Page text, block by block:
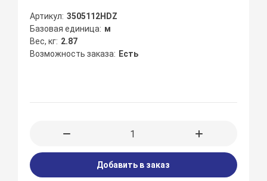
Артикул 3505112HDZ
Базовая единица м
Вес, кг 2.87
Возможность заказа
Есть
Добавить в заказ